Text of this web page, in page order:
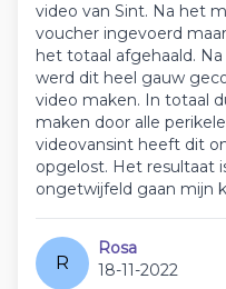
video van Sint. Na het
voucher ingevoerd
het totaal afgehaald.
werd dit heel gauw
video maken. In totaal
maken door alle
videovansint heeft dit
opgelost. Het resultaat
ongetwijfeld gaan mijn
R
Rosa
18-11-2022